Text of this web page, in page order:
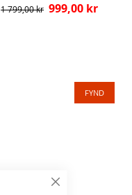
1 799,00 kr 999,00 kr
FYND